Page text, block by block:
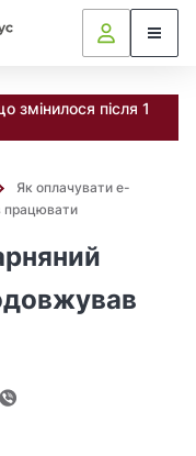
змінилося після 1
Як оплачувати е-
працювати